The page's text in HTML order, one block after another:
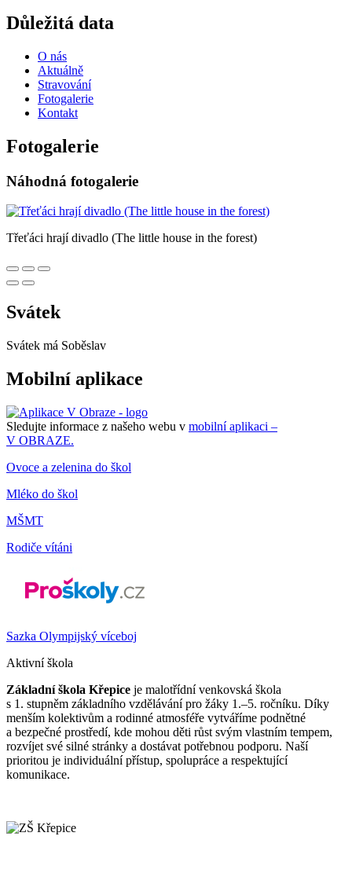
Důležitá data
O nás
Aktuálně
Stravování
Fotogalerie
Kontakt
Fotogalerie
Náhodná fotogalerie
Třeťáci hrají divadlo (The little house in the forest)
Svátek
Svátek má Soběslav
Mobilní aplikace
Sledujte informace z našeho webu v mobilní aplikaci –
V OBRAZE.
Ovoce a zelenina do škol
Mléko do škol
MŠMT
Rodiče vítáni
Sazka Olympijský víceboj
Aktivní škola
Základní škola Křepice je malotřídní venkovská škola
s 1. stupněm základního vzdělávání pro žáky 1.–5. ročníku. Díky
menším kolektivům a rodinné atmosféře vytváříme podnětné
a bezpečné prostředí, kde mohou děti růst svým vlastním tempem,
rozvíjet své silné stránky a dostávat potřebnou podporu. Naší
prioritou je individuální přístup, spolupráce a respektující
komunikace.